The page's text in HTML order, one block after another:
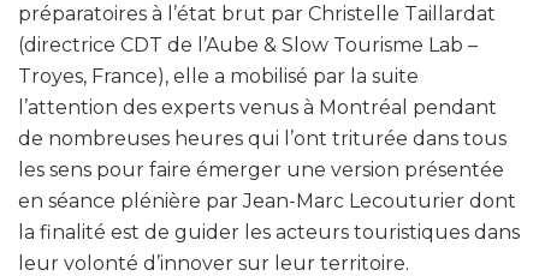
préparatoires à l’état brut par Christelle Taillardat
(directrice CDT de l’Aube & Slow Tourisme Lab –
Troyes, France), elle a mobilisé par la suite
l’attention des experts venus à Montréal pendant
de nombreuses heures qui l’ont triturée dans tous
les sens pour faire émerger une version présentée
en séance plénière par Jean-Marc Lecouturier dont
la finalité est de guider les acteurs touristiques dans
leur volonté d’innover sur leur territoire.